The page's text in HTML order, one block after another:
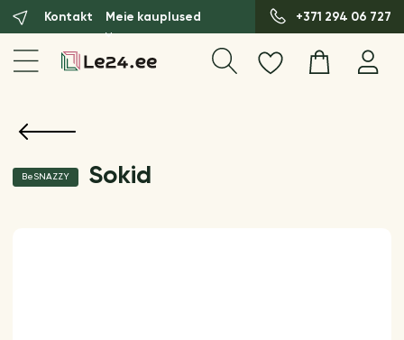
Kontakt Meie kauplused +371 294 06 727
BeSNAZZY Sokid